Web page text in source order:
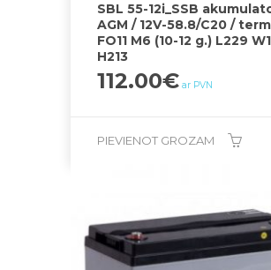
SBL 55-12i_SSB
AGM / 12V-58.8/C20 /
FO11 M6 (10-12 g.) L229
H213
112.00€ ar PVN
PIEVIENOT GROZAM